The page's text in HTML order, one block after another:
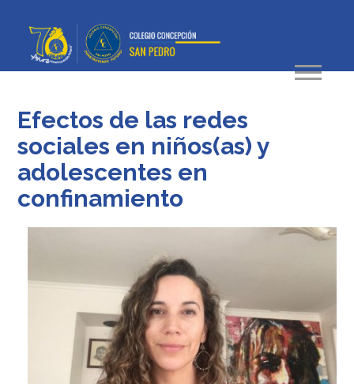
Efectos de las redes
sociales en niños(as) y
adolescentes en
confinamiento